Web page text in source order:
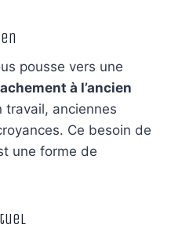
pousse vers une
à l’ancien
travail, anciennes
Ce besoin de
une forme de